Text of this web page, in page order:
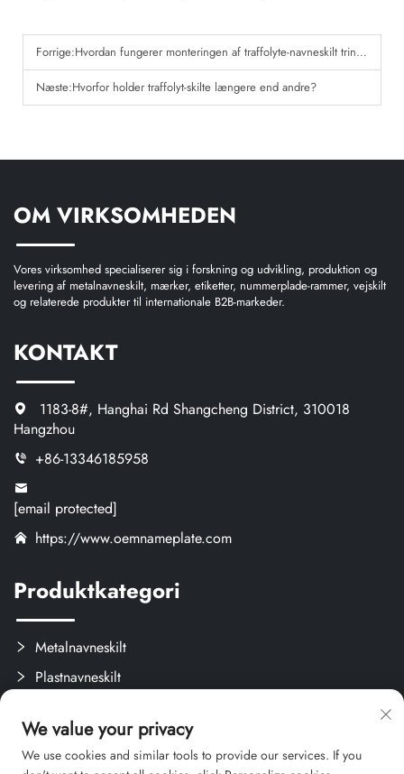
Forrige:Hvordan fungerer monteringen af traffolyte-navneskilt trin for trin?
Næste:Hvorfor holder traffolyt-skilte længere end andre?
OM VIRKSOMHEDEN
Vores virksomhed specialiserer sig i forskning og udvikling, produktion og
levering af metalnavneskilt, mærker, etiketter, nummerplade-rammer, vejskilt
og relaterede produkter til internationale B2B-markeder.
KONTAKT
1183-8#, Hanghai Rd Shangcheng District, 310018
Hangzhou
+86-13346185958
[email protected]
https://www.oemnameplate.com
Produktkategori
Metalnavneskilt
Plastnavneskilt
Brugerdefinerede Kreativprodukter
We value your privacy
We use cookies and similar tools to provide our services. If you